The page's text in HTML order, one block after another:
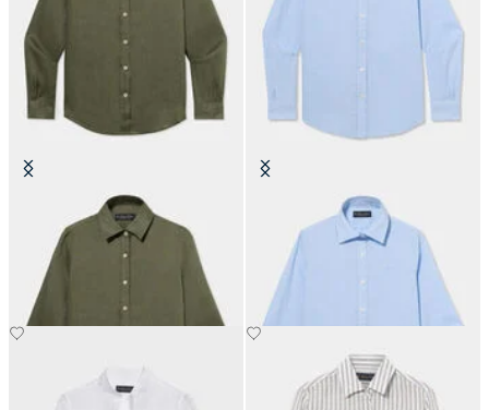
Camicia in Lino con Logo
CHF 115.50
Camicia in Cotone Micro Vichy
con Logo
CHF 101.50